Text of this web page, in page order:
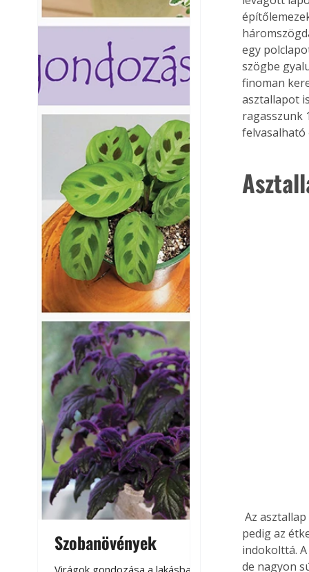
Szobanövények
Virágoskert:
teraszon,
egy
szögbe
finoman
asztallapot
ragasszunk
felvasalható
Az asztallap szélessége 750 mm, amelyet egyrészt a lábelemek magassága, másrészt
pedig az
indokolttá.
de nagyon